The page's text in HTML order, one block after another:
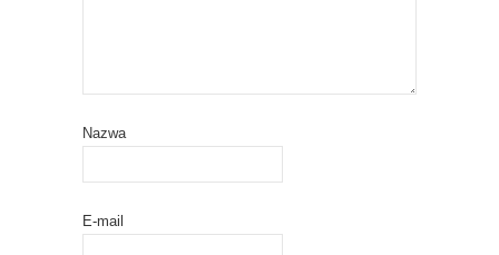
Nazwa
E-mail